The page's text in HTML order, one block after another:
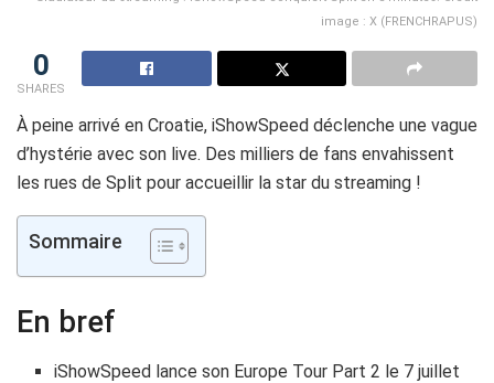
image : X (FRENCHRAPUS)
0
SHARES
À peine arrivé en Croatie, iShowSpeed déclenche une vague
d’hystérie avec son live. Des milliers de fans envahissent
les rues de Split pour accueillir la star du streaming !
Sommaire
En bref
iShowSpeed lance son Europe Tour Part 2 le 7 juillet